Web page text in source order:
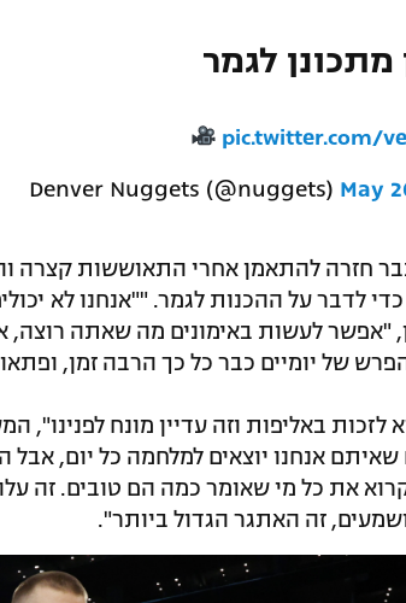
מתכונן לגמר
pic.twitter.com/
May
חזרה להתאמן אחרי התאוששות קצרה
כדי לדבר על ההכנות לגמר. ""אנחנו לא
"אפשר לעשות באימונים מה שאתה רוצה,
של יומיים כבר כל כך הרבה זמן,
באליפות וזה עדיין מונח לפנינו",
אנחנו יוצאים למלחמה כל יום, אבל
את כל מי שאומר כמה הם טובים. זה
זה האתגר הגדול ביותר".